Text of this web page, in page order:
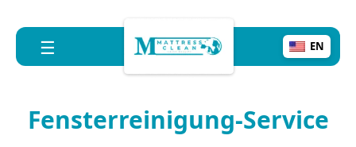
☰ EN
Fensterreinigung-Service